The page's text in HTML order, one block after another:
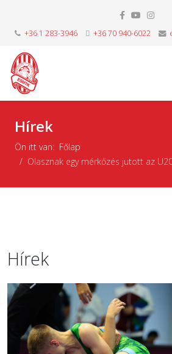
+36 1 283-3946 +36 70 940-6022
Hírek
Ön itt van: Főlap
Olasznak egy mérkőzés jutott az
Hírek